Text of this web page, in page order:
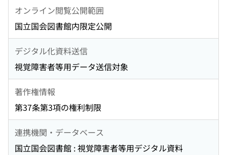
オンライン閲覧公開範囲
国立国会図書館内限定公開
デジタル化資料送信
視覚障害者等用データ送信対象
著作権情報
第37条第3項の権利制限
連携機関・データベース
国立国会図書館 : 視覚障害者等用デジタル資料